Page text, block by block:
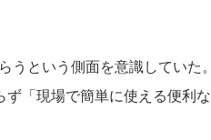
という側面を意識していた。
「現場で簡単に使える便利